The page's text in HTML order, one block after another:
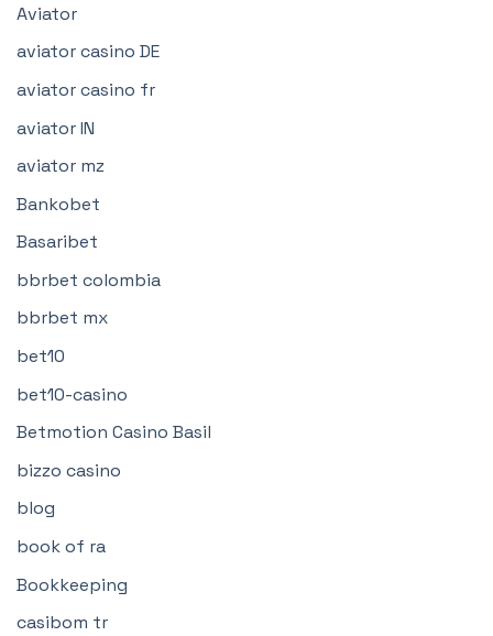
Aviator
aviator casino DE
aviator casino fr
aviator IN
aviator mz
Bankobet
Basaribet
bbrbet colombia
bbrbet mx
bet10
bet10-casino
Betmotion Casino Basil
bizzo casino
blog
book of ra
Bookkeeping
casibom tr